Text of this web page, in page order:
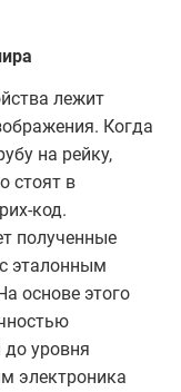
лежит
Когда
на рейку,
стоят в
код.
полученные
эталонным
основе этого
до уровня
электроника